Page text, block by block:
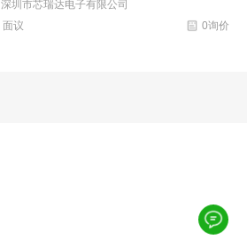
深圳市芯瑞达电子有限公司
0询价
面议